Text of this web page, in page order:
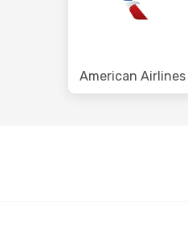
American Airlines